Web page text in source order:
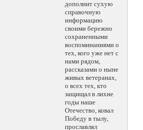
дополнит сухую
справочную
информацию
своими бережно
сохраненными
воспоминаниями о
тех, кого уже нет с
нами рядом,
рассказами о ныне
живых ветеранах,
о всех тех, кто
защищал в лихие
годы наше
Отечество, ковал
Победу в тылу,
прославлял